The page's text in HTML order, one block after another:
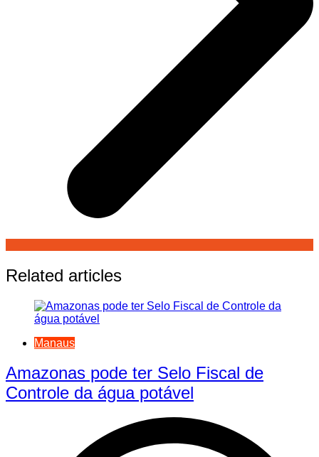
Related articles
Manaus
Amazonas pode ter Selo Fiscal de
Controle da água potável